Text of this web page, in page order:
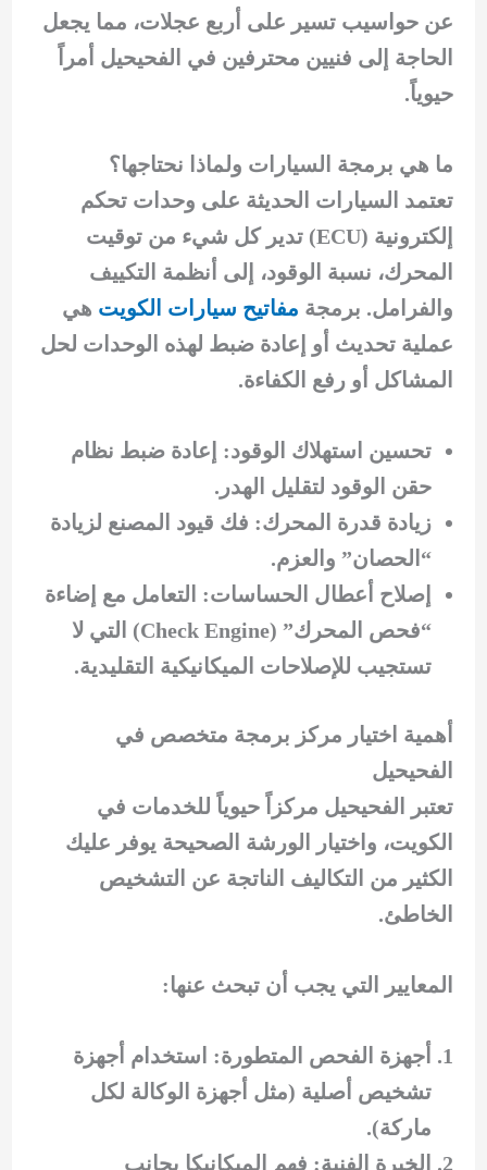
عن حواسيب تسير على أربع عجلات، مما يجعل
الحاجة إلى فنيين محترفين في الفحيحيل أمراً
حيوياً.
ما هي برمجة السيارات ولماذا نحتاجها؟
تعتمد السيارات الحديثة على وحدات تحكم
إلكترونية (ECU) تدير كل شيء من توقيت
المحرك، نسبة الوقود، إلى أنظمة التكييف
والفرامل. برمجة مفاتيح سيارات الكويت هي
عملية تحديث أو إعادة ضبط لهذه الوحدات لحل
المشاكل أو رفع الكفاءة.
تحسين استهلاك الوقود: إعادة ضبط نظام
حقن الوقود لتقليل الهدر.
زيادة قدرة المحرك: فك قيود المصنع لزيادة
“الحصان” والعزم.
إصلاح أعطال الحساسات: التعامل مع إضاءة
“فحص المحرك” (Check Engine) التي لا
تستجيب للإصلاحات الميكانيكية التقليدية.
أهمية اختيار مركز برمجة متخصص في
الفحيحيل
تعتبر الفحيحيل مركزاً حيوياً للخدمات في
الكويت، واختيار الورشة الصحيحة يوفر عليك
الكثير من التكاليف الناتجة عن التشخيص
الخاطئ.
المعايير التي يجب أن تبحث عنها:
أجهزة الفحص المتطورة: استخدام أجهزة
تشخيص أصلية (مثل أجهزة الوكالة لكل
ماركة).
الخبرة الفنية: فهم الميكانيكا بجانب